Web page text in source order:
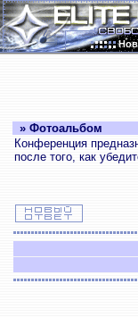
» Фотоальбом
Конференция
после того, как